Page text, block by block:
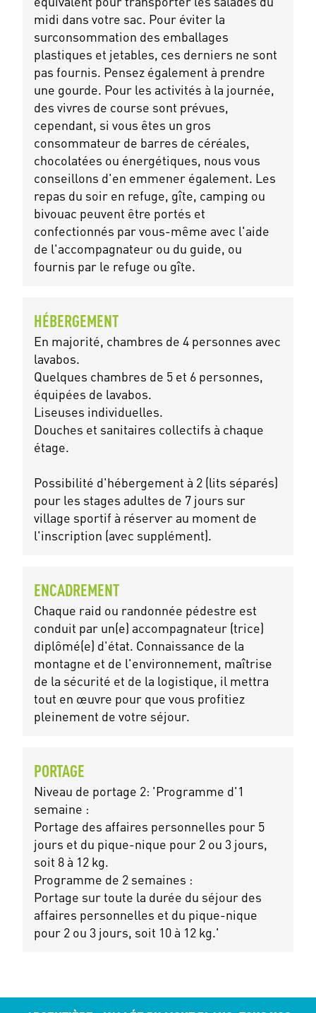
midi dans votre sac. Pour éviter la
surconsommation des emballages
plastiques et jetables, ces derniers ne sont
pas fournis. Pensez également à prendre
une gourde. Pour les activités à la journée,
des vivres de course sont prévues,
cependant, si vous êtes un gros
consommateur de barres de céréales,
chocolatées ou énergétiques, nous vous
conseillons d'en emmener également. Les
repas du soir en refuge, gîte, camping ou
bivouac peuvent être portés et
confectionnés par vous-même avec l'aide
de l'accompagnateur ou du guide, ou
fournis par le refuge ou gîte.
HÉBERGEMENT
En majorité, chambres de 4 personnes avec
lavabos.
Quelques chambres de 5 et 6 personnes,
équipées de lavabos.
Liseuses individuelles.
Douches et sanitaires collectifs à chaque
étage.
Possibilité d'hébergement à 2 (lits séparés)
pour les stages adultes de 7 jours sur
village sportif à réserver au moment de
l'inscription (avec supplément).
ENCADREMENT
Chaque raid ou randonnée pédestre est
conduit par un(e) accompagnateur (trice)
diplômé(e) d'état. Connaissance de la
montagne et de l'environnement, maîtrise
de la sécurité et de la logistique, il mettra
tout en œuvre pour que vous profitiez
pleinement de votre séjour.
PORTAGE
Niveau de portage 2: 'Programme d'1
semaine :
Portage des affaires personnelles pour 5
jours et du pique-nique pour 2 ou 3 jours,
soit 8 à 12 kg.
Programme de 2 semaines :
Portage sur toute la durée du séjour des
affaires personnelles et du pique-nique
pour 2 ou 3 jours, soit 10 à 12 kg.'